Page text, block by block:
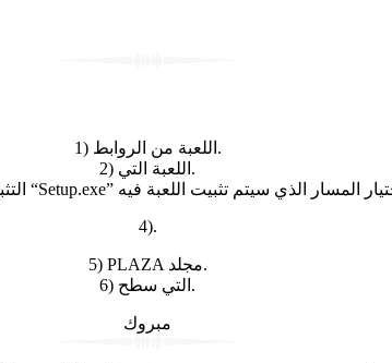
1) اللعبة من الروابط.
2) اللعبة التي.
4).
5) PLAZA مجلد.
6) التي سطح.
مبروك